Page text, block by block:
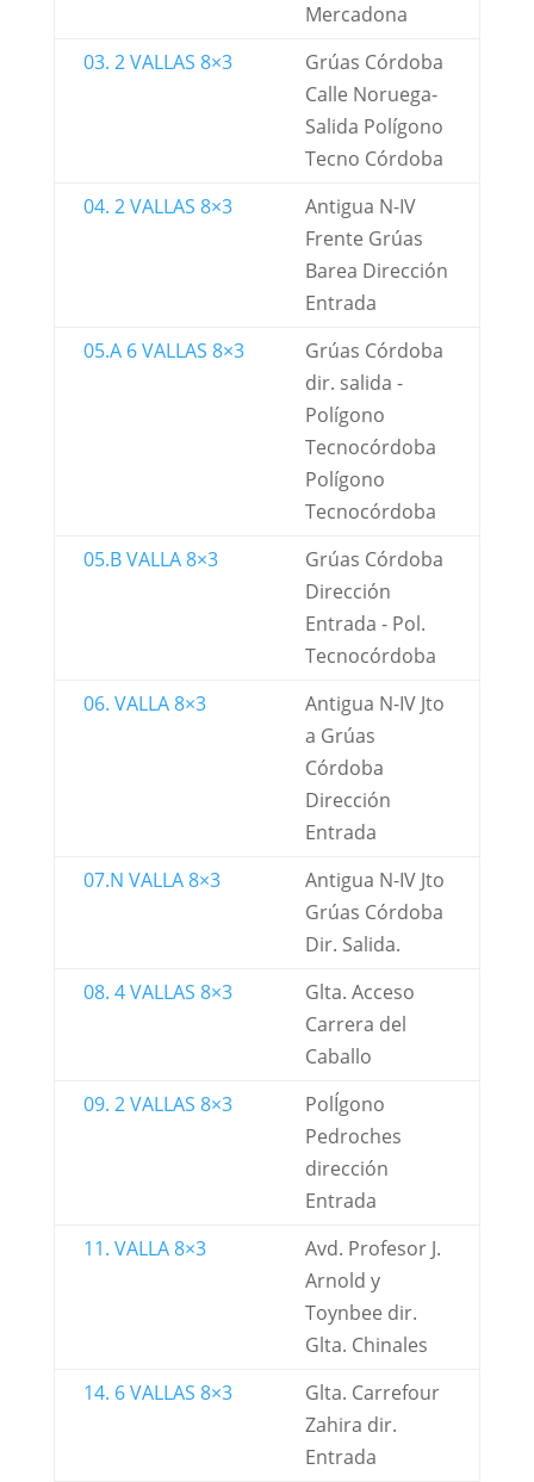
Mercadona
03. 2 VALLAS 8×3
Grúas Córdoba
Calle Noruega-
Salida Polígono
Tecno Córdoba
04. 2 VALLAS 8×3
Antigua N-IV
Frente Grúas
Barea Dirección
Entrada
05.A 6 VALLAS 8×3
Grúas Córdoba
dir. salida -
Polígono
Tecnocórdoba
Polígono
Tecnocórdoba
05.B VALLA 8×3
Grúas Córdoba
Dirección
Entrada - Pol.
Tecnocórdoba
06. VALLA 8×3
Antigua N-IV Jto
a Grúas
Córdoba
Dirección
Entrada
07.N VALLA 8×3
Antigua N-IV Jto
Grúas Córdoba
Dir. Salida.
08. 4 VALLAS 8×3
Glta. Acceso
Carrera del
Caballo
09. 2 VALLAS 8×3
PolÍgono
Pedroches
dirección
Entrada
11. VALLA 8×3
Avd. Profesor J.
Arnold y
Toynbee dir.
Glta. Chinales
14. 6 VALLAS 8×3
Glta. Carrefour
Zahira dir.
Entrada